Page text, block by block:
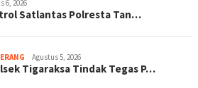
6, 2026
Satlantas Polresta Tan…
Agustus 5, 2026
Tigaraksa Tindak Tegas P…